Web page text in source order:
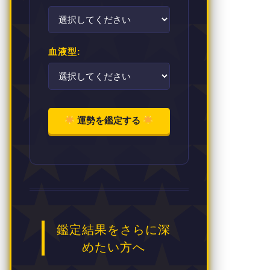
血液型:
運勢を鑑定する
鑑定結果をさらに深
めたい方へ